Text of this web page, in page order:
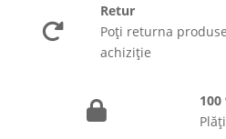
Retur
Poți returna
achiziție